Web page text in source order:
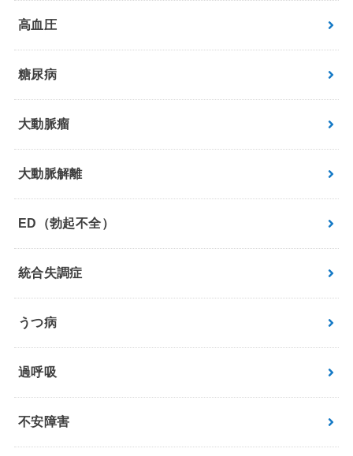
高血圧
糖尿病
大動脈瘤
大動脈解離
ED（勃起不全）
統合失調症
うつ病
過呼吸
不安障害